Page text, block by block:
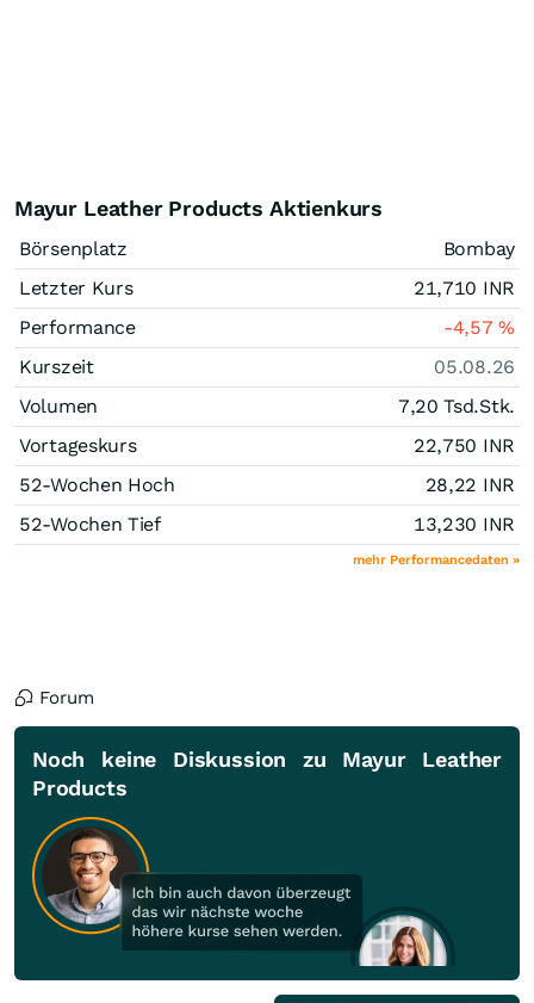
Mayur Leather Products Aktienkurs
Börsenplatz
Bombay
Letzter Kurs
21,710 INR
Performance
-4,57%
Kurszeit
05.08.26
Volumen
7,20 Tsd.Stk.
Vortageskurs
22,750 INR
52-Wochen Hoch
28,22 INR
52-Wochen Tief
13,230 INR
mehr Performancedaten »
Forum
Noch keine Diskussion zu Mayur Leather
Products